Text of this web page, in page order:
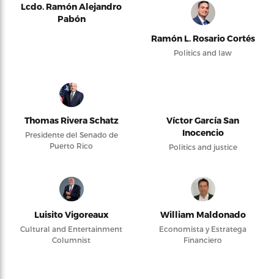
Lcdo. Ramón Alejandro
Pabón
Ramón L. Rosario Cortés
Politics and law
Thomas Rivera Schatz
Presidente del Senado de
Puerto Rico
Víctor García San
Inocencio
Politics and justice
Luisito Vigoreaux
Cultural and Entertainment
Columnist
William Maldonado
Economista y Estratega
Financiero